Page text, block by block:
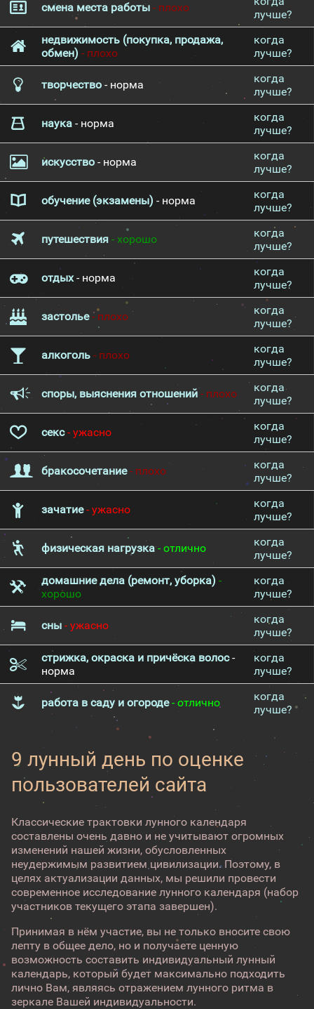
смена места работы - плохо
лучше?
недвижимость (покупка, продажа,
обмен) - плохо
когда
лучше?
творчество - норма
когда
лучше?
наука - норма
когда
лучше?
искусство - норма
когда
лучше?
обучение (экзамены) - норма
когда
лучше?
путешествия - хорошо
когда
лучше?
отдых- норма
когда
лучше?
застолье- плохо
когда
лучше?
алкоголь - плохо
когда
лучше?
споры, выяснения отношений - плохо
когда
лучше?
секс- ужасно
когда
лучше?
бракосочетание- плохо
когда
лучше?
зачатие- ужасно
когда
лучше?
физическая нагрузка- отлично
когда
лучше?
домашние дела (ремонт, уборка) -
хорошо
когда
лучше?
сны - ужасно
когда
лучше?
стрижка, окраска и причёска волос-
норма
когда
лучше?
работа в саду и огороде- отлично
когда
лучше?
9 лунный день по оценке
пользователей сайта
Классические трактовки лунного календаря
составлены очень давно и не учитывают огромных
изменений нашей жизни, обусловленных
неудержимым развитием цивилизации. Поэтому, в
целях актуализации данных, мы решили провести
современное исследование лунного календаря (набор
участников текущего этапа завершен).
Принимая в нём участие, вы не только вносите свою
лепту в общее дело, но и получаете ценную
возможность составить индивидуальный лунный
календарь, который будет максимально подходить
лично Вам, являясь отражением лунного ритма в
зеркале Вашей индивидуальности.